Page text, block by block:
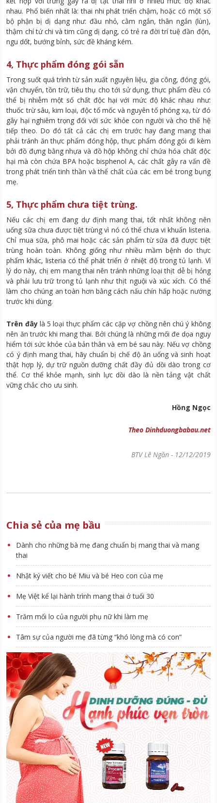
nhau. Phổ biến nhất là: thai nhi phát triển chậm, hoặc có một số
bộ phận bị dị dạng như: đầu nhỏ, cằm ngắn, thân ngắn (lùn),
thậm chí tứ chi và tim cũng dị dạng, có trẻ ra đời trí tuệ đần độn,
ngu dốt, bướng bỉnh, sức đề kháng kém.
4, Thực phẩm đóng gói sẵn
Trong suốt quá trình từ sản xuất nguyên liệu, gia công, đóng gói,
vận chuyển, tồn trữ, tiêu thụ cho tới sử dụng, thực phẩm đều có
thể bị nhiễm một số chất độc hại với mức độ khác nhau như:
thuốc trừ sâu, kim loại, độc tố mốc và nguyên tố phóng xạ, từ đó
gây hại nghiêm trọng đối với sức khỏe con người và cho thế hệ
tiếp theo. Do đó tất cả các chị em trước hay đang mang thai
phải tránh ăn thực phẩm đóng hộp, thực phẩm đóng gói đi kèm
bởi đồ đựng bằng nhựa và đồ hộp không chỉ chứa hóa chất độc
hại mà còn chứa BPA hoặc bisphenol A, các chất gây ra vấn đề
trong phát triển tinh thần và thể chất của các em bé trong bụng
mẹ.
5, Thực phẩm chưa tiệt trùng.
Nếu các chị em đang dự định mang thai, tốt nhất không nên
uống sữa chưa được tiệt trùng vì nó có thể chưa vi khuẩn listeria.
Chỉ mua sữa, phô mai hoặc các sản phẩm từ sữa đã được tiệt
trùng hoàn toàn. Không giống như nhiều mầm bệnh do thực
phẩm khác, listeria có thể phát triển ở nhiệt độ trong tủ lạnh. Vì
lý do này, chị em mang thai nên tránh những loại thịt dễ bị hỏng
và phải lưu trữ trong tủ lạnh như thịt nguội và xúc xích. Có thể
làm cho chúng an toàn hơn bằng cách nấu chín hấp hoặc nướng
trước khi dùng.
Trên đâylà 5 loại thực phẩm các cặp vợ chồng nên chú ý không
nên ăn trước khi mang thai. Bởi chúng là những mối đe dọa nguy
hiểm tới sức khỏe của bản thân và em bé sau này. Nếu vợ chồng
có ý định mang thai, hãy chuẩn bị chế độ ăn uống và sinh hoạt
thật hợp lý, dự trữ nguồn dưỡng chất đầy đủ dồi dào trong cơ
thể. Cơ thể khỏe mạnh, sinh lực dồi dào là nền tảng vật chất
vững chắc cho ưu sinh.
Hồng Ngọc
Theo Dinhduongbabau.net
BTV Lê Ngần- 12/12/2019
Chia sẻ của mẹ bầu
Dành cho những bà mẹ đang chuẩn bị mang thai và mang
thai
Nhật ký viết cho bé Miu và bé Heo con của mẹ
Mẹ Việt kể lại hành trình mang thai ở tuổi 30
Trăm mối lo của người phụ nữ khi làm mẹ
Tâm sự của người mẹ đã từng “khó lòng mà có con”